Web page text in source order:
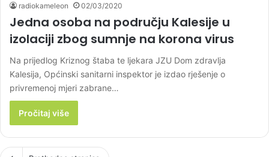
radiokameleon 02/03/2020
Jedna osoba na području Kalesije u
izolaciji zbog sumnje na korona virus
Na prijedlog Kriznog štaba te ljekara JZU Dom zdravlja
Kalesija, Općinski sanitarni inspektor je izdao rješenje o
privremenoj mjeri zabrane…
Pročitaj više